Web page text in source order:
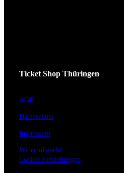
Ticket Shop Thüringen
AGB
Datenschutz
Impressum
Widerrufsrecht
Cookie-Einstellungen